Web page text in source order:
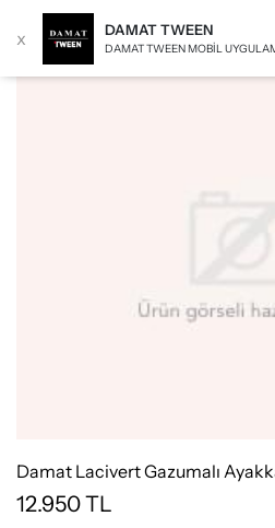
x DAMAT TWEEN
DAMAT TWEEN MOBIL
Damat Lacivert Gazumalı
12.950TL